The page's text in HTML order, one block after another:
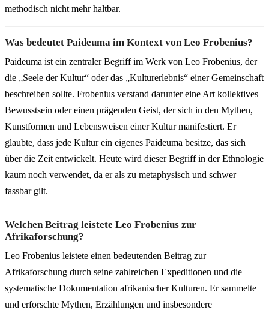
methodisch nicht mehr haltbar.
Was bedeutet Paideuma im Kontext von Leo Frobenius?
Paideuma ist ein zentraler Begriff im Werk von Leo Frobenius, der
die „Seele der Kultur“ oder das „Kulturerlebnis“ einer Gemeinschaft
beschreiben sollte. Frobenius verstand darunter eine Art kollektives
Bewusstsein oder einen prägenden Geist, der sich in den Mythen,
Kunstformen und Lebensweisen einer Kultur manifestiert. Er
glaubte, dass jede Kultur ein eigenes Paideuma besitze, das sich
über die Zeit entwickelt. Heute wird dieser Begriff in der Ethnologie
kaum noch verwendet, da er als zu metaphysisch und schwer
fassbar gilt.
Welchen Beitrag leistete Leo Frobenius zur
Afrikaforschung?
Leo Frobenius leistete einen bedeutenden Beitrag zur
Afrikaforschung durch seine zahlreichen Expeditionen und die
systematische Dokumentation afrikanischer Kulturen. Er sammelte
und erforschte Mythen, Erzählungen und insbesondere